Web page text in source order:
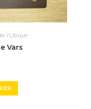
l'Ubaye
Vars